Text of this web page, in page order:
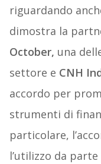
riguardando
dimostra la
October, una
settore e CNH
accordo per
strumenti di
particolare,
l’utilizzo da